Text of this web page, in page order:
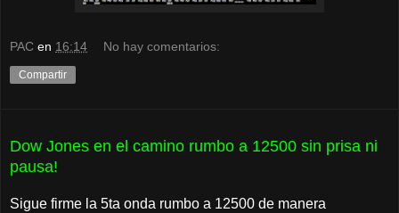
PAC en 16:14 No hay comentarios:
Compartir
Dow Jones en el camino rumbo a 12500 sin prisa ni
pausa!
Sigue firme la 5ta onda rumbo a 12500 de manera